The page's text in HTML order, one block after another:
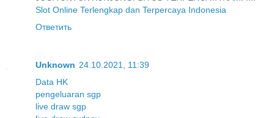
Slot Online Terlengkap dan Terpercaya Indonesia
Ответить
Unknown 24.10.2021, 11:39
Data HK
pengeluaran sgp
live draw sgp